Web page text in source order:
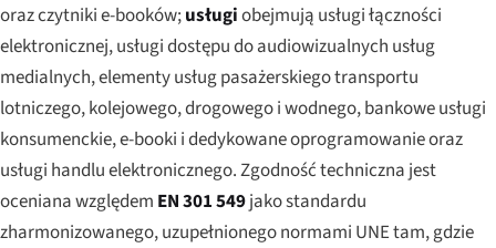
oraz czytniki e-booków;usługiobejmują usługi łączności
elektronicznej, usługi dostępu do audiowizualnych usług
medialnych, elementy usług pasażerskiego transportu
lotniczego, kolejowego, drogowego i wodnego, bankowe usługi
konsumenckie, e-booki i dedykowane oprogramowanie oraz
usługi handlu elektronicznego. Zgodność techniczna jest
oceniana względem EN 301 549jako standardu
zharmonizowanego, uzupełnionego normami UNE tam, gdzie